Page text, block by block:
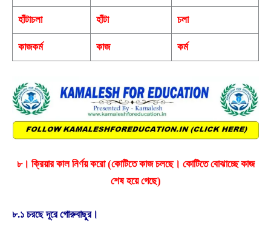
হাঁটাচলা হাঁটা চলা
কাজকর্ম কাজ কর্ম
৮। ক্রিয়ার কাল নির্ণয় করাে (কোটিতে কাজ চলছে। কোটিতে বােঝাচ্ছে কাজ
শেষ হয়ে গেছে)
৮.১ চরছে দূরে গােরুবাছুর।